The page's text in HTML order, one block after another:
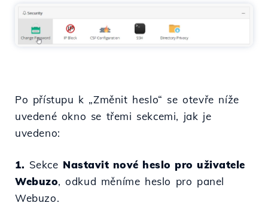
Po přístupu k „Změnit heslo“ se otevře níže
uvedené okno se třemi sekcemi, jak je
uvedeno:
1. Sekce Nastavit nové heslo pro uživatele
Webuzo, odkud měníme heslo pro panel
Webuzo.